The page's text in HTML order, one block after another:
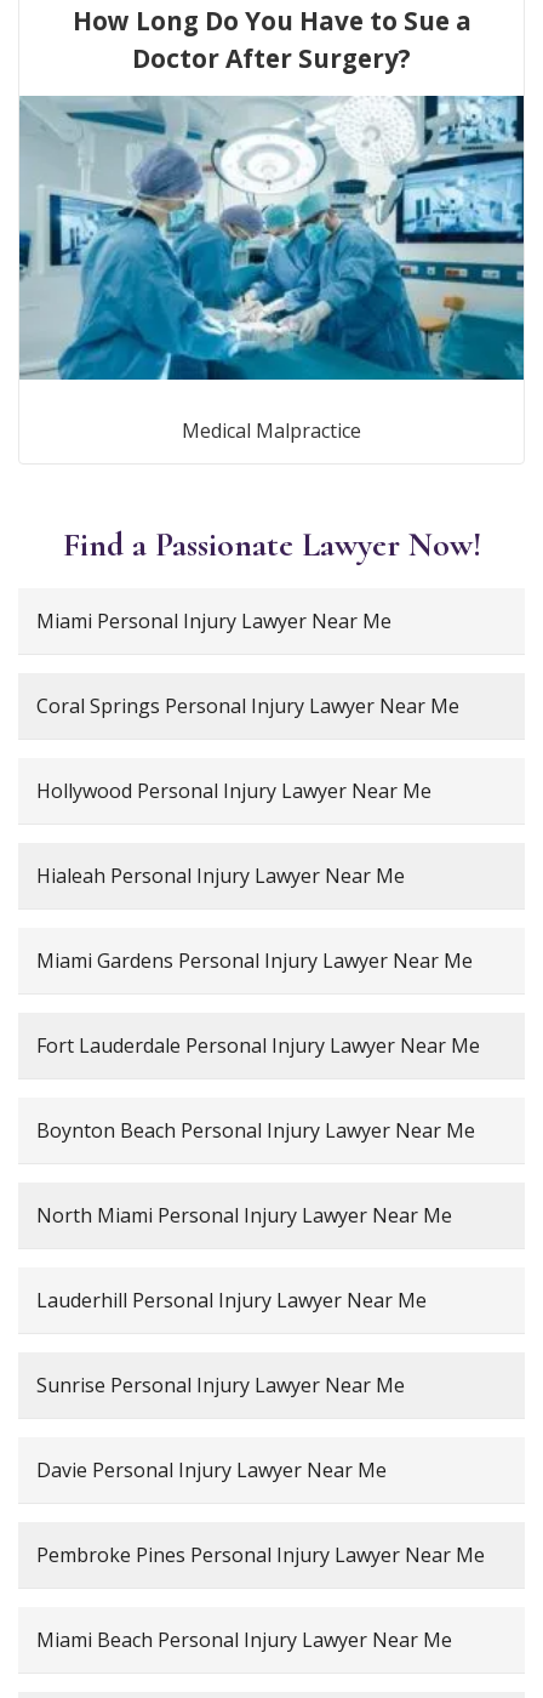
How Long Do You Have to Sue a
Doctor After Surgery?
Medical Malpractice
Find a Passionate Lawyer Now!
Miami Personal Injury Lawyer Near Me
Coral Springs Personal Injury Lawyer Near Me
Hollywood Personal Injury Lawyer Near Me
Hialeah Personal Injury Lawyer Near Me
Miami Gardens Personal Injury Lawyer Near Me
Fort Lauderdale Personal Injury Lawyer Near Me
Boynton Beach Personal Injury Lawyer Near Me
North Miami Personal Injury Lawyer Near Me
Lauderhill Personal Injury Lawyer Near Me
Sunrise Personal Injury Lawyer Near Me
Davie Personal Injury Lawyer Near Me
Pembroke Pines Personal Injury Lawyer Near Me
Miami Beach Personal Injury Lawyer Near Me